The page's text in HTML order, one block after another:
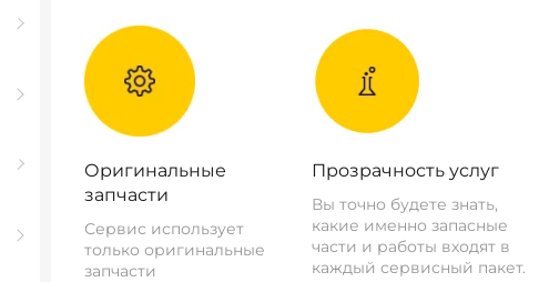
Оригинальные
запчасти
Сервис использует
только оригинальные
запчасти
Прозрачность услуг
Вы точно будете знать,
какие именно запасные
части и работы входят в
каждый сервисный пакет.